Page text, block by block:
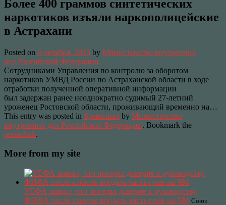
Более 400 граммов синтетических
наркотиков изъяли наркополицейские
в Астрахани
Posted on 4 октября, 2023 by Министерство внутренних
дел Российской Федерации
Сотрудниками Управления по контролю за оборотом
наркотиков УМВД России по Астраханской области в ходе
отработки полученной оперативной информации
был задержан ранее неоднократно судимый 27-летний
уроженец Ростовской области, проживающий временно на…
This entry was posted in Криминал by Министерство
внутренних дел Российской Федерации. Bookmark the
permalink.
More from my site
УЕФА заявил, что потерял доверие к руководству
ФИФА после планов продать часть прав на ЧМ Союз